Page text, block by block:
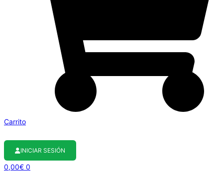
Carrito
INICIAR SESIÓN
0,00€ 0